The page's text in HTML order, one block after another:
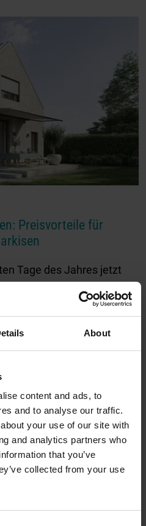
About
content and ads, to
and to analyse our traffic.
your use of our site with
and analytics partners who
that you’ve
collected from your use
Preisvorteile für
Tage des Jahres jetzt
Kassetten-Markise